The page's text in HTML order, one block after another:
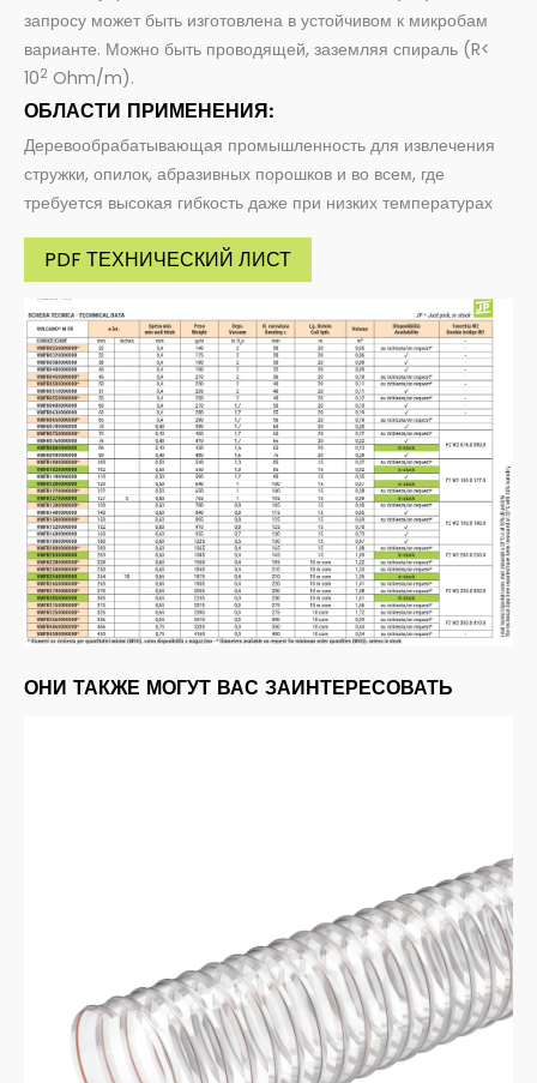
запросу может быть изготовлена в устойчивом к микробам
варианте. Можно быть проводящей, заземляя спираль (R<
102 Ohm/m).
ОБЛАСТИ ПРИМЕНЕНИЯ:
Деревообрабатывающая промышленность для извлечения
стружки, опилок, абразивных порошков и во всем, где
требуется высокая гибкость даже при низких температурах
PDF ТЕХНИЧЕСКИЙ ЛИСТ
ОНИ ТАКЖЕ МОГУТ ВАС ЗАИНТЕРЕСОВАТЬ